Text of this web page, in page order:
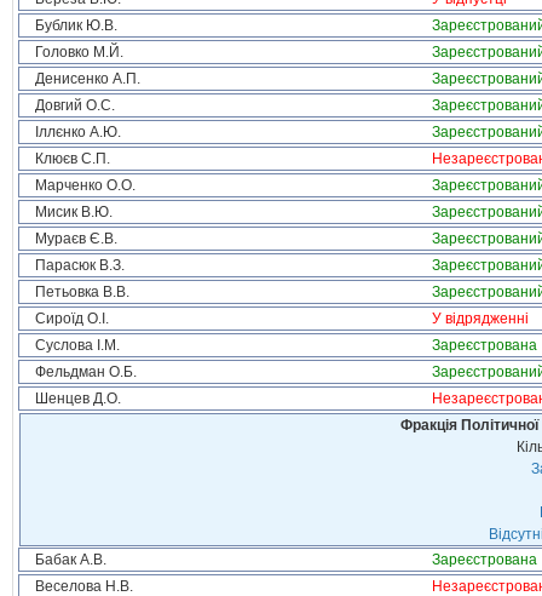
Бублик Ю.В.
Головко М.Й.
Денисенко А.П.
Довгий О.С.
Іллєнко А.Ю.
Клюєв С.П.
Марченко О.О.
Мисик В.Ю.
Мураєв Є.В.
Парасюк В.З.
Петьовка В.В.
Сироїд О.І.
У відрядженні
Суслова І.М.
Зареєстрована
Фельдман О.Б.
Шенцев Д.О.
Фракція
Бабак А.В.
Зареєстрована
Веселова Н.В.